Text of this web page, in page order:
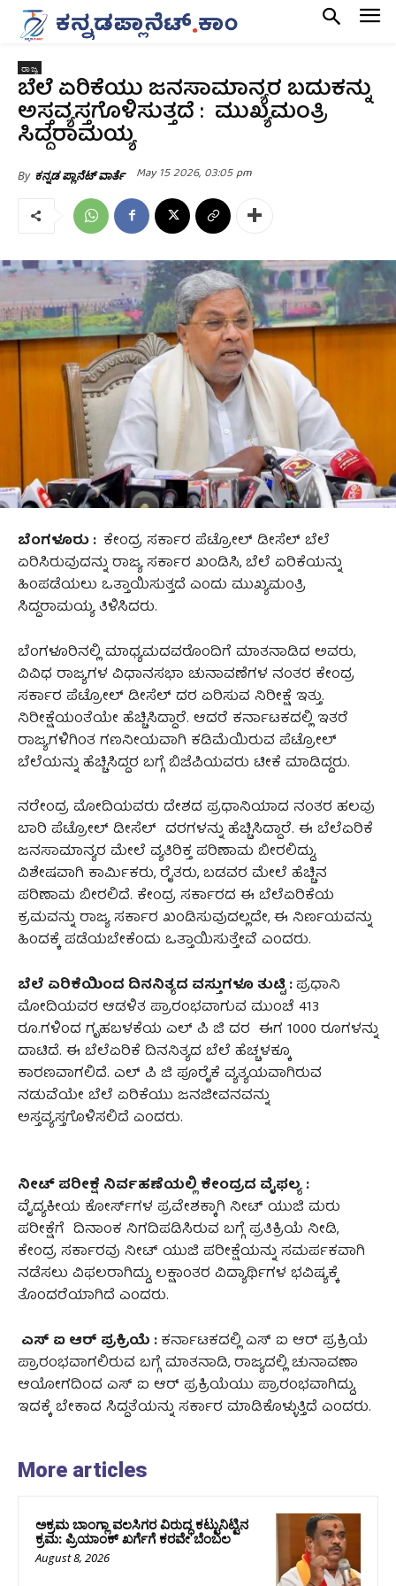
ರಾಜ್ಯ
ಬೆಲೆ ಏರಿಕೆಯು ಜನಸಾಮಾನ್ಯರ ಬದುಕನ್ನು
ಅಸ್ತವ್ಯಸ್ತಗೊಳಿಸುತ್ತದೆ : ಮುಖ್ಯಮಂತ್ರಿ
ಸಿದ್ದರಾಮಯ್ಯ
By ಕನ್ನಡ ಪ್ಲಾನೆಟ್ ವಾರ್ತೆ May 15 2026, 03:05 pm
ಬೆಂಗಳೂರು : ಕೇಂದ್ರ ಸರ್ಕಾರ ಪೆಟ್ರೋಲ್ ಡೀಸೆಲ್ ಬೆಲೆ
ಏರಿಸಿರುವುದನ್ನು ರಾಜ್ಯ ಸರ್ಕಾರ ಖಂಡಿಸಿ, ಬೆಲೆ ಏರಿಕೆಯನ್ನು
ಹಿಂಪಡೆಯಲು ಒತ್ತಾಯಿಸುತ್ತದೆ ಎಂದು ಮುಖ್ಯಮಂತ್ರಿ
ಸಿದ್ದರಾಮಯ್ಯ ತಿಳಿಸಿದರು.
ಬೆಂಗಳೂರಿನಲ್ಲಿ ಮಾಧ್ಯಮದವರೊಂದಿಗೆ ಮಾತನಾಡಿದ ಅವರು,
ವಿವಿಧ ರಾಜ್ಯಗಳ ವಿಧಾನಸಭಾ ಚುನಾವಣೆಗಳ ನಂತರ ಕೇಂದ್ರ
ಸರ್ಕಾರ ಪೆಟ್ರೋಲ್ ಡೀಸೆಲ್ ದರ ಏರಿಸುವ ನಿರೀಕ್ಷೆ ಇತ್ತು.‌
ನಿರೀಕ್ಷೆಯಂತೆಯೇ ಹೆಚ್ಚಿಸಿದ್ದಾರೆ. ಆದರೆ ಕರ್ನಾಟಕದಲ್ಲಿ ಇತರೆ
ರಾಜ್ಯಗಳಿಗಿಂತ ಗಣನೀಯವಾಗಿ ಕಡಿಮೆಯಿರುವ ಪೆಟ್ರೋಲ್
ಬೆಲೆಯನ್ನು ಹೆಚ್ಚಿಸಿದ್ದರ ಬಗ್ಗೆ ಬಿಜೆಪಿಯವರು ಟೀಕೆ ಮಾಡಿದ್ದರು.
ನರೇಂದ್ರ ಮೋದಿಯವರು ದೇಶದ ಪ್ರಧಾನಿಯಾದ ನಂತರ ಹಲವು
ಬಾರಿ ಪೆಟ್ರೋಲ್ ಡೀಸೆಲ್ ದರಗಳನ್ನು ಹೆಚ್ಚಿಸಿದ್ದಾರೆ. ಈ ಬೆಲೆಏರಿಕೆ
ಜನಸಾಮಾನ್ಯರ ಮೇಲೆ ವ್ಯತಿರಿಕ್ತ ಪರಿಣಾಮ ಬೀರಲಿದ್ದು,
ವಿಶೇಷವಾಗಿ ಕಾರ್ಮಿಕರು, ರೈತರು, ಬಡವರ ಮೇಲೆ ಹೆಚ್ಚಿನ
ಪರಿಣಾಮ ಬೀರಲಿದೆ. ಕೇಂದ್ರ ಸರ್ಕಾರದ ಈ ಬೆಲೆಏರಿಕೆಯ
ಕ್ರಮವನ್ನು ರಾಜ್ಯ ಸರ್ಕಾರ ಖಂಡಿಸುವುದಲ್ಲದೇ, ಈ ನಿರ್ಣಯವನ್ನು
ಹಿಂದಕ್ಕೆ ಪಡೆಯಬೇಕೆಂದು ಒತ್ತಾಯಿಸುತ್ತೇವೆ ಎಂದರು.
ಬೆಲೆ ಏರಿಕೆಯಿಂದ ದಿನನಿತ್ಯದ ವಸ್ತುಗಳೂ ತುಟ್ಟಿ :ಪ್ರಧಾನಿ
ಮೋದಿಯವರ ಆಡಳಿತ ಪ್ರಾರಂಭವಾಗುವ ಮುಂಚೆ 413
ರೂ.ಗಳಿಂದ ಗೃಹಬಳಕೆಯ ಎಲ್ ಪಿ ಜಿ ದರ ಈಗ 1000 ರೂಗಳನ್ನು
ದಾಟಿದೆ. ಈ ಬೆಲೆಏರಿಕೆ ದಿನನಿತ್ಯದ ಬೆಲೆ ಹೆಚ್ಚಳಕ್ಕೂ
ಕಾರಣವಾಗಲಿದೆ. ಎಲ್ ಪಿ ಜಿ ಪೂರೈಕೆ ವ್ಯತ್ಯಯವಾಗಿರುವ
ನಡುವೆಯೇ ಬೆಲೆ ಏರಿಕೆಯು ಜನಜೀವನವನ್ನು
ಅಸ್ತವ್ಯಸ್ತಗೊಳಿಸಲಿದೆ ಎಂದರು.
ನೀಟ್ ಪರೀಕ್ಷೆ ನಿರ್ವಹಣೆಯಲ್ಲಿ ಕೇಂದ್ರದ ವೈಫಲ್ಯ :
ವೈದ್ಯಕೀಯ ಕೋರ್ಸ್‌ಗಳ ಪ್ರವೇಶಕ್ಕಾಗಿ ನೀಟ್ ಯುಜಿ ಮರು
ಪರೀಕ್ಷೆಗೆ ದಿನಾಂಕ ನಿಗದಿಪಡಿಸಿರುವ ಬಗ್ಗೆ ಪ್ರತಿಕ್ರಿಯೆ ನೀಡಿ,
ಕೇಂದ್ರ ಸರ್ಕಾರವು ನೀಟ್ ಯುಜಿ ಪರೀಕ್ಷೆಯನ್ನು ಸಮರ್ಪಕವಾಗಿ
ನಡೆಸಲು ವಿಫಲರಾಗಿದ್ದು, ಲಕ್ಷಾಂತರ ವಿದ್ಯಾರ್ಥಿಗಳ ಭವಿಷ್ಯಕ್ಕೆ
ತೊಂದರೆಯಾಗಿದೆ ಎಂದರು.
ಎಸ್ ಐ ಆರ್ ಪ್ರಕ್ರಿಯೆ :ಕರ್ನಾಟಕದಲ್ಲಿ ಎಸ್ ಐ ಆರ್ ಪ್ರಕ್ರಿಯೆ
ಪ್ರಾರಂಭವಾಗಲಿರುವ ಬಗ್ಗೆ ಮಾತನಾಡಿ, ರಾಜ್ಯದಲ್ಲಿ ಚುನಾವಣಾ
ಆಯೋಗದಿಂದ ಎಸ್ ಐ ಆರ್ ಪ್ರಕ್ರಿಯೆಯು ಪ್ರಾರಂಭವಾಗಿದ್ದು,
ಇದಕ್ಕೆ ಬೇಕಾದ ಸಿದ್ದತೆಯನ್ನು ಸರ್ಕಾರ ಮಾಡಿಕೊಳ್ಳುತ್ತಿದೆ ಎಂದರು.
More articles
ಅಕ್ರಮ ಬಾಂಗ್ಲಾ ವಲಸಿಗರ ವಿರುದ್ಧ ಕಟ್ಟುನಿಟ್ಟಿನ
ಕ್ರಮ: ಪ್ರಿಯಾಂಕ್ ಖರ್ಗೆಗೆ ಕರವೇ ಬೆಂಬಲ
August 8, 2026